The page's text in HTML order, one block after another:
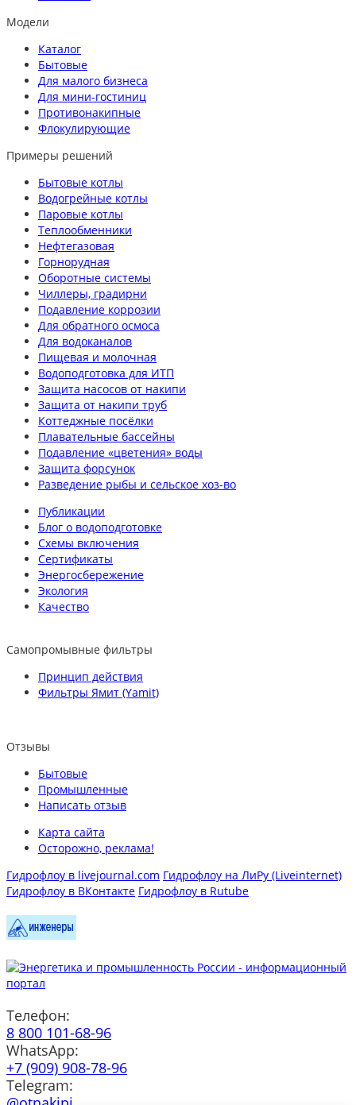
Модели
Каталог
Бытовые
Для малого бизнеса
Для мини-гостиниц
Противонакипные
Флокулирующие
Примеры решений
Бытовые котлы
Водогрейные котлы
Паровые котлы
Теплообменники
Нефтегазовая
Горнорудная
Оборотные системы
Чиллеры, градирни
Подавление коррозии
Для обратного осмоса
Для водоканалов
Пищевая и молочная
Водоподготовка для ИТП
Защита насосов от накипи
Защита от накипи труб
Коттеджные посёлки
Плавательные бассейны
Подавление «цветения» воды
Защита форсунок
Разведение рыбы и сельское хоз-во
Публикации
Блог о водоподготовке
Схемы включения
Сертификаты
Энергосбережение
Экология
Качество
Самопромывные фильтры
Принцип действия
Фильтры Ямит (Yamit)
Отзывы
Бытовые
Промышленные
Написать отзыв
Карта сайта
Осторожно, реклама!
Гидрофлоу в livejournal.com Гидрофлоу на ЛиРу (Liveinternet)
Гидрофлоу в ВКонтакте Гидрофлоу в Rutube
Телефон:
8 800 101-68-96
WhatsApp:
+7 (909) 908-78-96
Telegram: